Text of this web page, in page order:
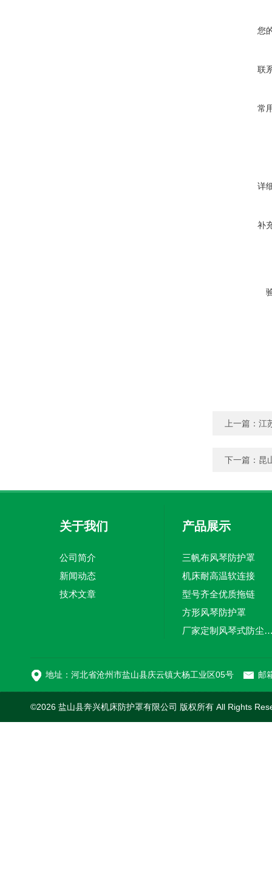
您
联
常
详
补
上一篇： 江
下一篇： 昆
关于我们
公司简介
新闻动态
技术文章
产品展示
三帆布风琴防护罩
机床耐高温软连接
型号齐全优质拖链
方形风琴防护罩
厂家定制风琴式
地址：河北省沧州市盐山县庆云镇大杨工业区05号 邮
©2026 盐山县奔兴机床防护罩有限公司 版权所有 All Rights